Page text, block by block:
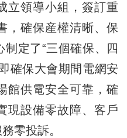
立領導小組，簽訂重
，確保産權清晰、保
定了“三個確保、四
確保大會期間電網安
館供電安全可靠，確
現設備零故障、客戶
零投訴。